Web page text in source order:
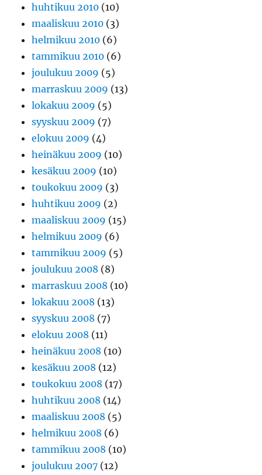
huhtikuu 2010 (10)
maaliskuu 2010 (3)
helmikuu 2010 (6)
tammikuu 2010 (6)
joulukuu 2009 (5)
marraskuu 2009 (13)
lokakuu 2009 (5)
syyskuu 2009 (7)
elokuu 2009 (4)
heinäkuu 2009 (10)
kesäkuu 2009 (10)
toukokuu 2009 (3)
huhtikuu 2009 (2)
maaliskuu 2009 (15)
helmikuu 2009 (6)
tammikuu 2009 (5)
joulukuu 2008 (8)
marraskuu 2008 (10)
lokakuu 2008 (13)
syyskuu 2008 (7)
elokuu 2008 (11)
heinäkuu 2008 (10)
kesäkuu 2008 (12)
toukokuu 2008 (17)
huhtikuu 2008 (14)
maaliskuu 2008 (5)
helmikuu 2008 (6)
tammikuu 2008 (10)
joulukuu 2007 (12)